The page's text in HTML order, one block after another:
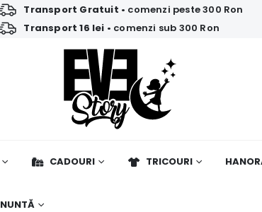
Transport Gratuit • comenzi peste 300 Ron
Transport 16 lei • comenzi sub 300 Ron
CADOURI TRICOURI
NUNTĂ